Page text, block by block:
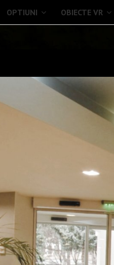
OPTIUNI OBIECTE VR